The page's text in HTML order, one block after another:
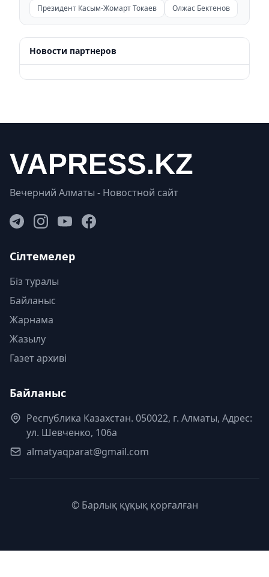
Президент Касым-Жомарт Токаев
Олжас Бектенов
Новости партнеров
Вечерний Алматы - Новостной сайт
Сілтемелер
Біз туралы
Байланыс
Жарнама
Жазылу
Газет архиві
Байланыс
Республика Казахстан. 050022, г. Алматы, Адрес:
ул. Шевченко, 106а
almatyaqparat@gmail.com
© Барлық құқық қорғалған